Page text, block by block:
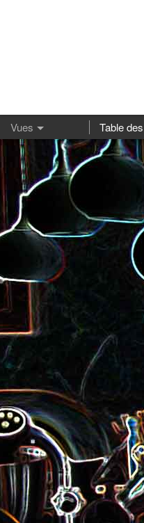
Pizza à la mozzarella et à
Cake à la rhubarbe